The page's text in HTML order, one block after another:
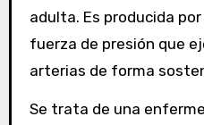
adulta. Es producida
fuerza de presión que
arterias de forma
Se trata de una